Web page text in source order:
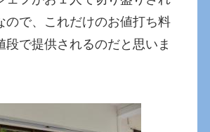
ので、これだけのお値打ち料
段で提供されるのだと思いま